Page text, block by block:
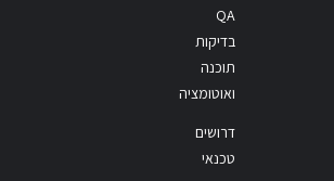
QA
בדיקות
תוכנה
ואוטומציה
דרושים
טכנאי